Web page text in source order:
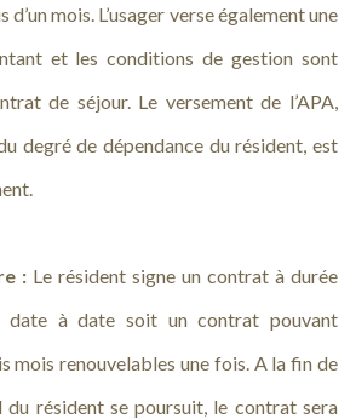
mois. L’usager verse également une
et les conditions de gestion sont
de séjour. Le versement de l’APA,
degré de dépendance du résident, est
: Le résident signe un contrat à durée
date à date soit un contrat pouvant
mois renouvelables une fois. A la fin de
du résident se poursuit, le contrat sera